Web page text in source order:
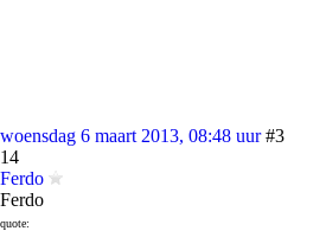
woensdag 6 maart 2013, 08:48 uur #3
14
Ferdo
Ferdo
quote: